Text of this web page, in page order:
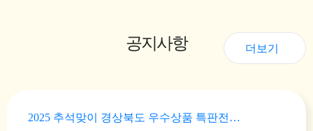
공지사항 더보기
2025 추석맞이 경상북도 우수상품 특판전…